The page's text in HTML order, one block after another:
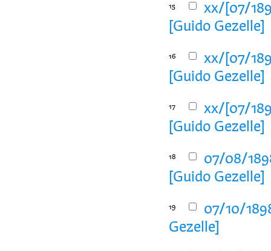
15
xx/[07/
[Guido Gezelle]
16
xx/[07/
[Guido Gezelle]
17
xx/[07/
[Guido Gezelle]
18
07/08/
[Guido Gezelle]
19
07/10/
Gezelle]